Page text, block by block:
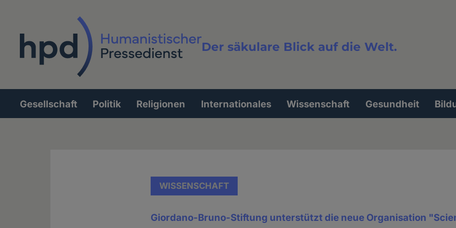
Der säkulare Blick auf die Welt.
Volltextsuche
Hauptnavigation
Gesellschaft Politik Religionen Internationales Wissenschaft Gesundheit
WISSENSCHAFT
Giordano-Bruno-Stiftung unterstützt die neue Organisation